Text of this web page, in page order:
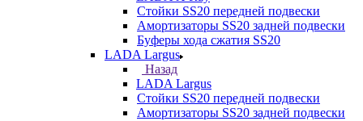
Стойки SS20 передней подвески
Амортизаторы SS20 задней подвески
Буферы хода сжатия SS20
LADA Largus
Назад
LADA Largus
Стойки SS20 передней подвески
Амортизаторы SS20 задней подвески